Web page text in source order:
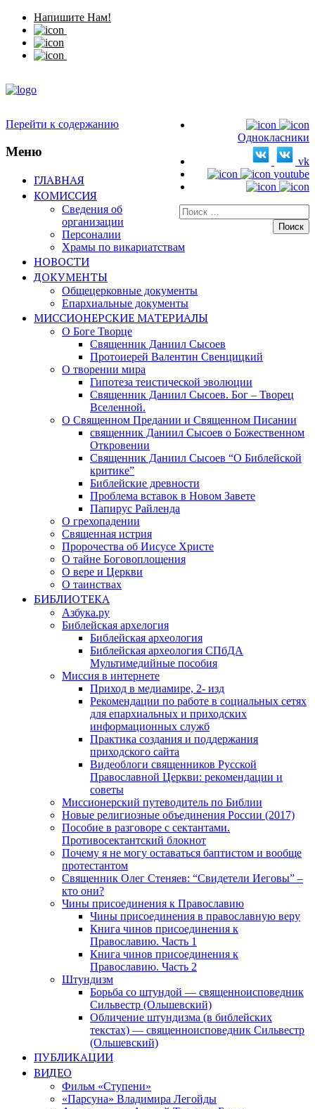
Напишите Нам!
Однокласники
vk
youtube
Искать:
Перейти к содержанию
Меню
ГЛАВНАЯ
КОМИССИЯ
Сведения об
организации
Персоналии
Храмы по викариатствам
НОВОСТИ
ДОКУМЕНТЫ
Общецерковные документы
Епархиальные документы
МИССИОНЕРСКИЕ МАТЕРИАЛЫ
О Боге Творце
Священник Даниил Сысоев
Протоиерей Валентин Свенцицкий
О творении мира
Гипотеза теистической эволюции
Священник Даниил Сысоев. Бог – Творец
Вселенной.
О Священном Предании и Священном Писании
священник Даниил Сысоев о Божественном
Откровении
Священник Даниил Сысоев “О Библейской
критике”
Библейские древности
Проблема вставок в Новом Завете
Папирус Райленда
О грехопадении
Священная истрия
Пророчества об Иисусе Христе
О тайне Боговоплощения
О вере и Церкви
О таинствах
БИБЛИОТЕКА
Азбука.ру
Библейская архелогия
Библейская археология
Библейская археология СПбДА
Мультимедийные пособия
Миссия в интернете
Приход в медиамире, 2- изд
Рекомендации по работе в социальных сетях
для епархиальных и приходских
информационных служб
Практика создания и поддержания
приходского сайта
Видеоблоги священников Русской
Православной Церкви: рекомендации и
советы
Миссионерский путеводитель по Библии
Новые религиозные объединения России (2017)
Пособие в разговоре с сектантами.
Противосектантский блокнот
Почему я не могу оставаться баптистом и вообще
протестантом
Священник Олег Стеняев: “Свидетели Иеговы” –
кто они?
Чины присоединения к Православию
Чины присоединения в православную веру
Книга чинов присоединения к
Православию. Часть 1
Книга чинов присоединения к
Православию. Часть 2
Штундизм
Борьба со штундой — священноисповедник
Сильвестр (Ольшевский)
Обличение штундизма (в библейских
текстах) — священноисповедник Сильвестр
(Ольшевский)
ПУБЛИКАЦИИ
ВИДЕО
Фильм «Ступени»
«Парсуна» Владимира Легойды